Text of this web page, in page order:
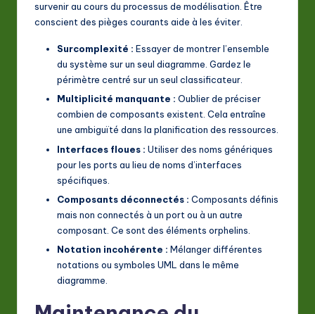
survenir au cours du processus de modélisation. Être
conscient des pièges courants aide à les éviter.
Surcomplexité : Essayer de montrer l’ensemble
du système sur un seul diagramme. Gardez le
périmètre centré sur un seul classificateur.
Multiplicité manquante : Oublier de préciser
combien de composants existent. Cela entraîne
une ambiguïté dans la planification des ressources.
Interfaces floues : Utiliser des noms génériques
pour les ports au lieu de noms d’interfaces
spécifiques.
Composants déconnectés : Composants définis
mais non connectés à un port ou à un autre
composant. Ce sont des éléments orphelins.
Notation incohérente : Mélanger différentes
notations ou symboles UML dans le même
diagramme.